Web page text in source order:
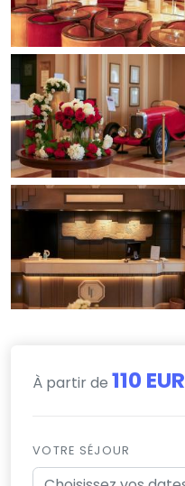
À partir de 110 EUR
VOTRE SÉJOUR